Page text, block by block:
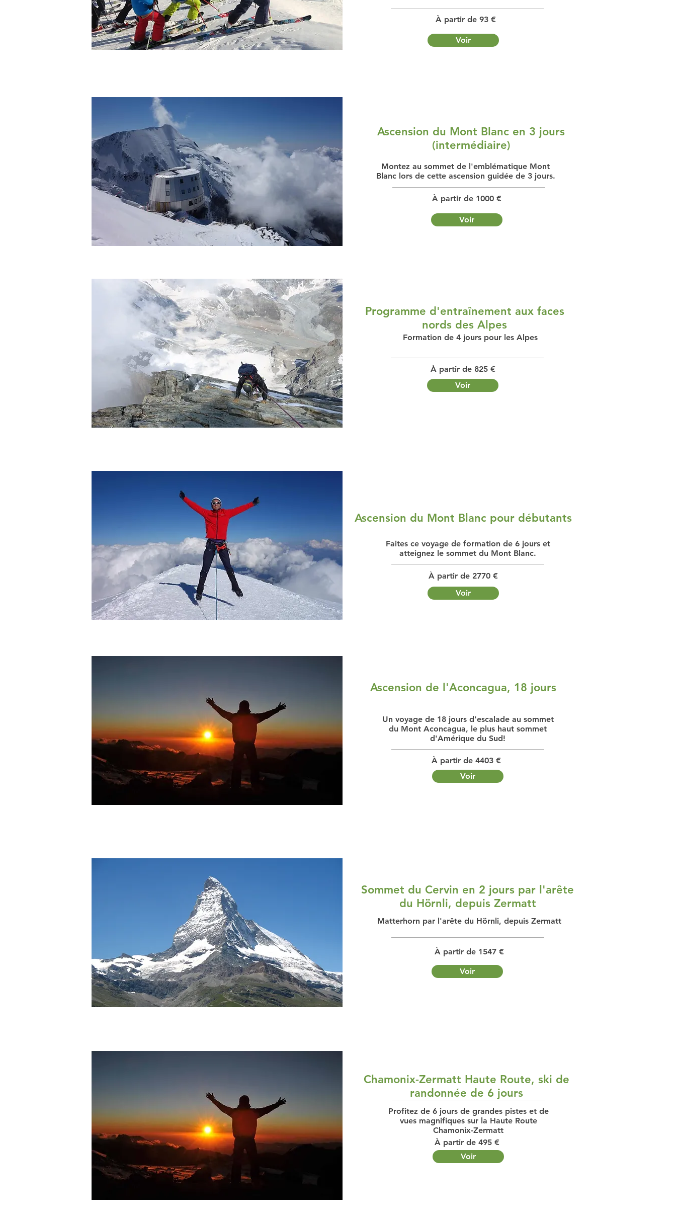
À partir de 93 €
Voir
Ascension du Mont Blanc en 3 jours
(intermédiaire)
Montez au sommet de l'emblématique Mont
Blanc lors de cette ascension guidée de 3 jours.
À partir de 1000 €
Voir
Programme d'entraînement aux faces
nords des Alpes
Formation de 4 jours pour les Alpes
À partir de 825 €
Voir
Ascension du Mont Blanc pour débutants
Faites ce voyage de formation de 6 jours et
atteignez le sommet du Mont Blanc.
À partir de 2770 €
Voir
Ascension de l'Aconcagua, 18 jours
Un voyage de 18 jours d'escalade au sommet
du Mont Aconcagua, le plus haut sommet
d'Amérique du Sud!
À partir de 4403 €
Voir
Sommet du Cervin en 2 jours par l'arête
du Hörnli, depuis Zermatt
Matterhorn par l'arête du Hörnli, depuis Zermatt
À partir de 1547 €
Voir
Chamonix-Zermatt Haute Route, ski de
randonnée de 6 jours
Profitez de 6 jours de grandes pistes et de
vues magnifiques sur la Haute Route
Chamonix-Zermatt
À partir de 495 €
Voir